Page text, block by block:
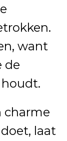
want
de
houdt.
charme
laat